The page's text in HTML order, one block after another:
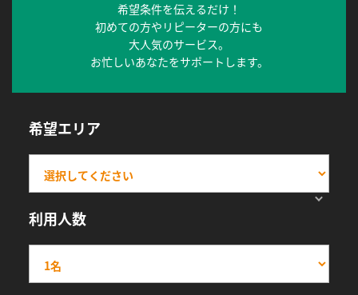
希望条件を伝えるだけ！
初めての方やリピーターの方にも
大人気のサービス。
お忙しいあなたをサポートします。
希望エリア
利用人数